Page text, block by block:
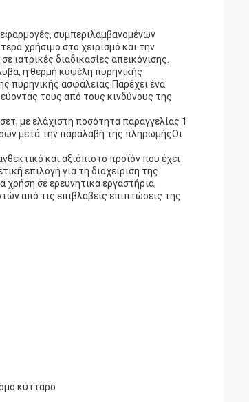
συμπεριλαμβανομένων
χρήσιμο στο χειρισμό και την
ιατρικές διαδικασίες απεικόνισης.
η θερμή κυψέλη πυρηνικής
πυρηνικής ασφάλειας.Παρέχει ένα
τους από τους κινδύνους της
με ελάχιστη ποσότητα παραγγελίας 1
μετά την παραλαβή της πληρωμήςΟι
και αξιόπιστο προϊόν που έχει
επιλογή για τη διαχείριση της
χρήση σε ερευνητικά εργαστήρια,
από τις επιβλαβείς επιπτώσεις της
κύτταρο